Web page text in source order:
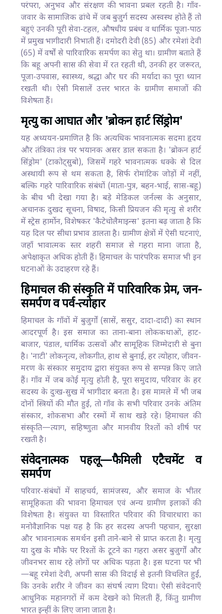
परंपरा, अनुभव और संरक्षण की भावना प्रबल रहती है। गाँव-
जवार के सामाजिक ढांचे में जब बुजुर्ग सदस्य अस्वस्थ होते हैं तो
बहुएं उनकी पूरी सेवा-टहल, औषधीय प्रबंध व धार्मिक पूजा-पाठ
में प्रमुख भागीदारी निभाती हैं। दमोदरी देवी (85) और रमेशां देवी
(65) में वर्षों से पारिवारिक समर्पण का सेतु था। ग्रामीण बताते हैं
कि बहू अपनी सास की सेवा में रत रहती थी, उनकी हर जरूरत,
पूजा-उपवास, स्वास्थ्य, श्रद्धा और घर की मर्यादा का पूरा ध्यान
रखती थी। ऐसी मिसालें उत्तर भारत के ग्रामीण समाजों की
विशेषता हैं।
मृत्यु का आघात और 'ब्रोकन हार्ट सिंड्रोम'
यह अध्ययन-प्रमाणित है कि अत्यधिक भावनात्मक सदमा हृदय
और तंत्रिका तंत्र पर भयानक असर डाल सकता है। 'ब्रोकन हार्ट
सिंड्रोम' (टाकोट्सुबो), जिसमें गहरे भावनात्मक धक्के से दिल
अस्थायी रूप से थम सकता है, सिर्फ रोमांटिक जोड़ों में नहीं,
बल्कि गहरे पारिवारिक संबंधों (माता-पुत्र, बहन-भाई, सास-बहू)
के बीच भी देखा गया है। बड़े मेडिकल जर्नल्स के अनुसार,
अचानक दुखद सूचना, विषाद, किसी प्रियजन की मृत्यु से शरीर
में स्ट्रेस हार्मोन, विशेषकर 'कैटेचोलैमाइन्स' इतना बढ़ जाता है कि
यह दिल पर सीधा प्रभाव डालता है। ग्रामीण क्षेत्रों में ऐसी घटनाएं,
जहाँ भावात्मक स्तर शहरी समाज से गहरा माना जाता है,
अपेक्षाकृत अधिक होती हैं। हिमाचल के पारंपरिक समाज भी इन
घटनाओं के उदाहरण रहे हैं।
हिमाचल की संस्कृति में पारिवारिक प्रेम, जन-
समर्पण व पर्व-त्योहार
हिमाचल के गाँवों में बुजुर्गों (सासें, ससुर, दादा-दादी) का स्थान
आदरपूर्ण है। इस समाज का ताना-बाना लोककथाओं, हाट-
बाजार, पंडाल, धार्मिक उत्सवों और सामूहिक जिम्मेदारी से बुना
है। 'नाटी' लोकनृत्य, लोकगीत, हाथ से बुनाई, हर त्योहार, जीवन-
मरण के संस्कार समुदाय द्वारा संयुक्त रूप से सम्पन्न किए जाते
हैं। गाँव में जब कोई मृत्यु होती है, पूरा समुदाय, परिवार के हर
सदस्य के दुःख-सुख में भागीदार बनता है। इस मामले में भी जब
दोनों स्त्रियों की मौत हुई, तो गाँव के सभी परिवार उनके अंतिम
संस्कार, शोकसभा और रस्मों में साथ खड़े रहे। हिमाचल की
संस्कृति—त्याग, सहिष्णुता और मानवीय रिश्तों को शीर्ष पर
रखती है।
संवेदनात्मक पहलू—फैमिली एटैचमेंट व
समर्पण
परिवार-संबंधों में साहचर्य, सामंजस्य, और समाज के भीतर
सामूहिकता की भावना हिमाचल एवं अन्य ग्रामीण इलाकों की
विशेषता है। संयुक्त या विस्तारित परिवार की विचारधारा का
मनोवैज्ञानिक पक्ष यह है कि हर सदस्य अपनी पहचान, सुरक्षा
और भावनात्मक समर्थन इसी ताने-बाने से प्राप्त करता है। मृत्यु
या दुख के मौके पर रिश्तों के टूटने का गहरा असर बुजुर्गों और
जीवनभर साथ रहे लोगों पर अधिक पड़ता है। इस घटना पर भी
—बहू रमेशां देवी, अपनी सास की विदाई से इतनी विचलित हुईं,
कि उनके शरीर ने जीवन का संघर्ष त्याग दिया। ऐसी संवेदनाएँ
आधुनिक महानगरों में कम देखने को मिलती हैं, किंतु ग्रामीण
भारत इन्हीं के लिए जाना जाता है।